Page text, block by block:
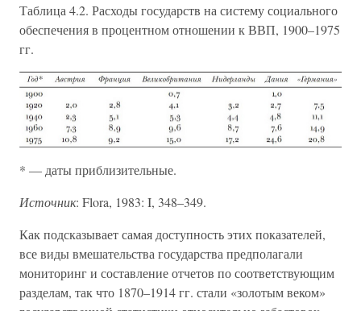
Таблица 4.2. Расходы государств на систему социального
обеспечения в процентном отношении к ВВП, 1900–1975
гг.
* — даты приблизительные.
Источник: Flora, 1983: I, 348–349.
Как подсказывает самая доступность этих показателей,
все виды вмешательства государства предполагали
мониторинг и составление отчетов по соответствующим
разделам, так что 1870–1914 гг. стали «золотым веком»